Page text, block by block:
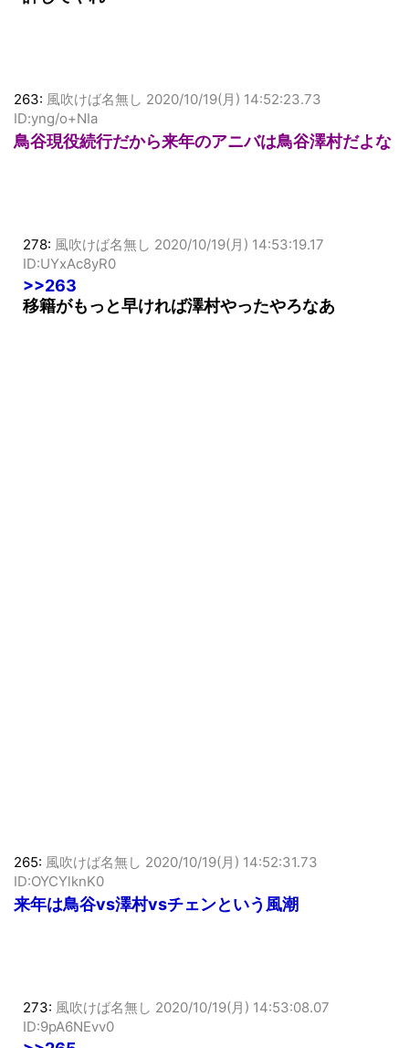
263: 風吹けば名無し 2020/10/19(月) 14:52:23.73
ID:yng/o+NIa
鳥谷現役続行だから来年のアニバは鳥谷澤村だよな
278: 風吹けば名無し 2020/10/19(月) 14:53:19.17
ID:UYxAc8yR0
>>263
移籍がもっと早ければ澤村やったやろなあ
265: 風吹けば名無し 2020/10/19(月) 14:52:31.73
ID:OYCYlknK0
来年は鳥谷vs澤村vsチェンという風潮
273: 風吹けば名無し 2020/10/19(月) 14:53:08.07
ID:9pA6NEvv0